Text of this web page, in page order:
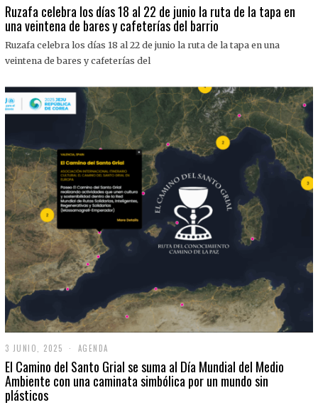
J
U
I
O
0
2
5
Ruzafa celebra los días 18 al 22 de junio la ruta de la tapa en
una veintena de bares y cafeterías del barrio
Ruzafa celebra los días 18 al 22 de junio la ruta de la tapa en una
veintena de bares y cafeterías del
3 JUNIO, 2025
J
U
N
AGENDA
El Camino del Santo Grial se suma al Día Mundial del Medio
Ambiente con una caminata simbólica por un mundo sin
plásticos